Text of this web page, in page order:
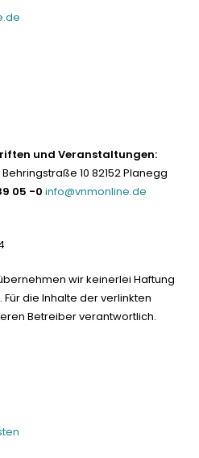
und Veranstaltungen:
10 82152 Planegg
05 -0 info@vnmonline.de
wir keinerlei Haftung
Für die Inhalte der verlinkten
Betreiber verantwortlich.